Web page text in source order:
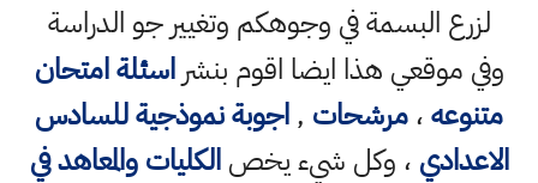
لزرع البسمة في وجوهكم وتغيير جو الدراسة
وفي موقعي هذا ايضا اقوم بنشراسئلة امتحان
متنوعه،مرشحات ,اجوبة نموذجية للسادس
الاعدادي ، وكل شيء يخصالكليات والمعاهد في